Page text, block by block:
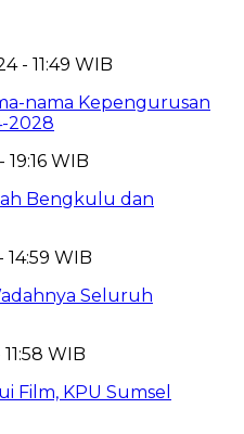
- 11:49 WIB
nama Kepengurusan
2028
WIB
Bengkulu dan
WIB
Seluruh
WIB
Film, KPU Sumsel